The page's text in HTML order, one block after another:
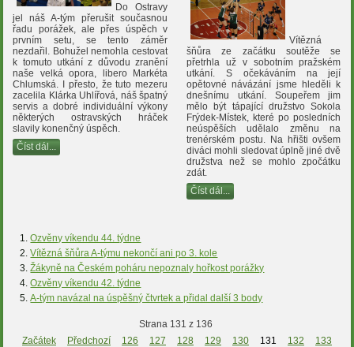
Do Ostravy
jel náš A-tým přerušit současnou
řadu porážek, ale přes úspěch v
prvním setu, se tento záměr
nezdařil. Bohužel nemohla cestovat
k tomuto utkání z důvodu zranění
naše velká opora, libero Markéta
Chlumská. I přesto, že tuto mezeru
zacelila Klárka Uhlířová, náš špatný
servis a dobré individuální výkony
některých ostravských hráček
slavily konenčný úspěch.
Číst dál...
Vítězná
šňůra ze začátku soutěže se
přetrhla už v sobotním pražském
utkání. S očekáváním na její
opětovné návázání jsme hleděli k
dnešnímu utkání. Soupeřem jim
mělo být tápající družstvo Sokola
Frýdek-Místek, které po posledních
neúspěších udělalo změnu na
trenérském postu. Na hřišti ovšem
diváci mohli sledovat úplně jiné dvě
družstva než se mohlo zpočátku
zdát.
Číst dál...
Ozvěny víkendu 44. týdne
Vítězná šňůra A-týmu nekončí ani po 3. kole
Žákyně na Českém poháru nepoznaly hořkost porážky
Ozvěny víkendu 42. týdne
A-tým navázal na úspěšný čtvrtek a přidal další 3 body
Strana 131 z 136
Začátek
Předchozí 126 127 128 129 130 131 132
133